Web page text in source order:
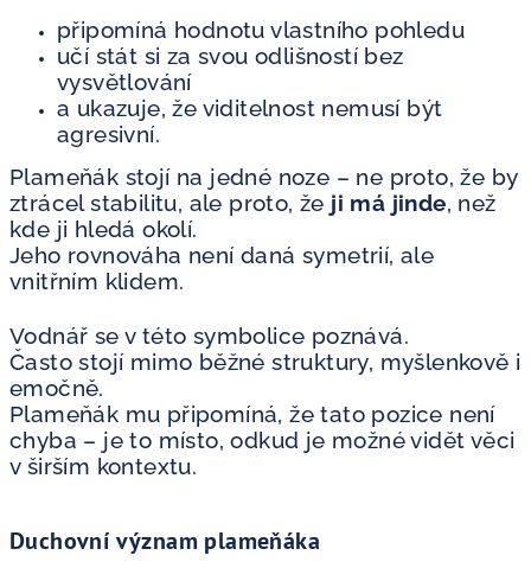
připomíná hodnotu vlastního pohledu
učí stát si za svou odlišností bez
vysvětlování
a ukazuje, že viditelnost nemusí být
agresivní.
Plameňák stojí na jedné noze – ne proto, že by
ztrácel stabilitu, ale proto, že ji má jinde, než
kde ji hledá okolí.
Jeho rovnováha není daná symetrií, ale
vnitřním klidem.
Vodnář se v této symbolice poznává.
Často stojí mimo běžné struktury, myšlenkově i
emočně.
Plameňák mu připomíná, že tato pozice není
chyba – je to místo, odkud je možné vidět věci
v širším kontextu.
Duchovní význam plameňáka